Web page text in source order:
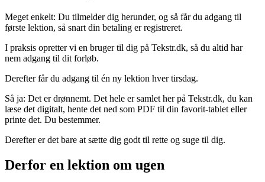
Meget enkelt: Du tilmelder dig herunder, og så får du adgang til
første lektion, så snart din betaling er registreret.
I praksis opretter vi en bruger til dig på Tekstr.dk, så du altid har
nem adgang til dit forløb.
Derefter får du adgang til én ny lektion hver tirsdag.
Så ja: Det er drønnemt. Det hele er samlet her på Tekstr.dk, du kan
læse det digitalt, hente det ned som PDF til din favorit-tablet eller
printe det. Du bestemmer.
Derefter er det bare at sætte dig godt til rette og suge til dig.
Derfor en lektion om ugen